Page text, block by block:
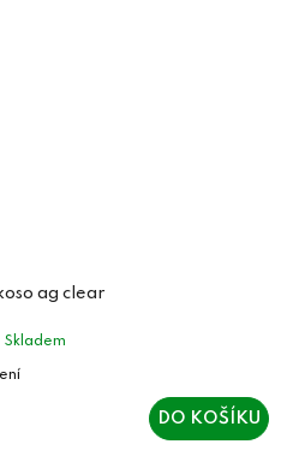
ag clear
Skladem
DO KOŠÍKU